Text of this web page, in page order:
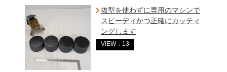
抜型を使わずに専用のマシンで
スピーディかつ正確にカッティ
ングします
VIEW：13